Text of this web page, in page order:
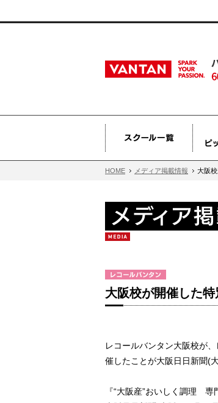
HOME メディア掲載情報 大阪
大阪校が開催した
レコールバンタン大阪校が
催したことが大阪日日新聞(
『“大阪産”おいしく調理